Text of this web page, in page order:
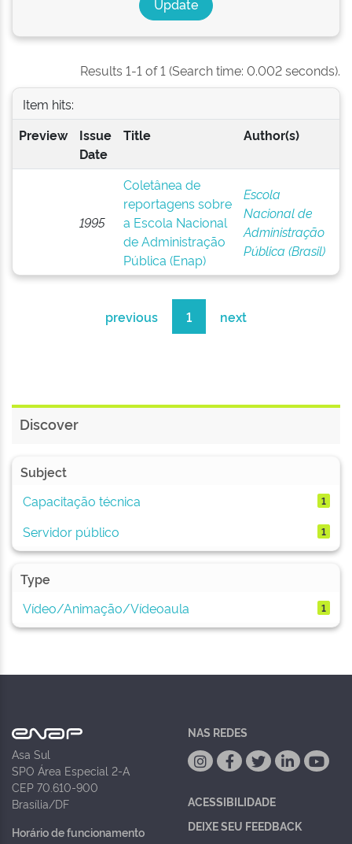
Results 1-1 of 1 (Search time: 0.002 seconds).
Item hits:
Preview
Issue
Date
Title Author(s)
1995
Coletânea de
reportagens sobre
a Escola Nacional
de Administração
Pública (Enap)
Escola
Nacional de
Administração
Pública (Brasil)
previous 1 next
Discover
Subject
Capacitação técnica
1
Servidor público 1
Type
Vídeo/Animação/Vídeoaula
1
Asa Sul
SPO Área Especial 2-A
CEP 70.610-900
Brasília/DF
Horário de funcionamento
NAS REDES
ACESSIBILIDADE
DEIXE SEU FEEDBACK